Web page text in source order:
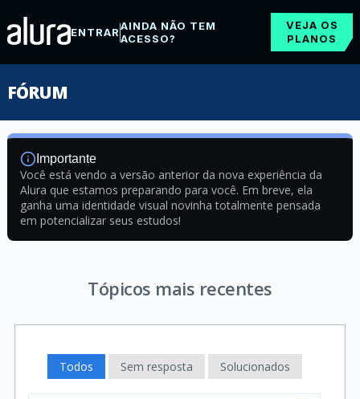
ENTRARAINDA NÃO TEM
ACESSO?
VEJA OS
PLANOS
FÓRUM
Importante
Você está vendo a versão anterior da nova experiência da
Alura que estamos preparando para você. Em breve, ela
ganha uma identidade visual novinha totalmente pensada
em potencializar seus estudos!
Tópicos mais recentes
Todos Sem resposta Solucionados